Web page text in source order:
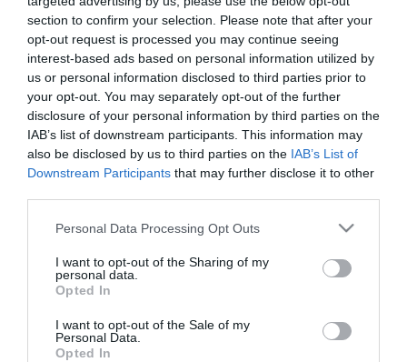
section to confirm your selection. Please note that after your
opt-out request is processed you may continue seeing
interest-based ads based on personal information utilized by
us or personal information disclosed to third parties prior to
your opt-out. You may separately opt-out of the further
disclosure of your personal information by third parties on the
IAB’s list of downstream participants. This information may
also be disclosed by us to third parties on the IAB’s List of
Downstream Participants that may further disclose it to other
Please note that this website/app uses one or more Google
not limited to your visit or usage behaviour. You may click to
grant or deny consent to Google and its third-party tags to
use your data for below specified purposes in below Google
consent section.
Personal Data Processing Opt Outs
I want to opt-out of the Sharing of my
personal data.
Opted In
I want to opt-out of the Sale of my
Personal Data.
Opted In
2025. november 15| Bakos Balázs | Mindenki ügye
Agria Mancs Kft. Bruttó 350 000 Ft – 350 000 Ft / Hónap Egri
élelmiszerboltba keresünk eladó munkatársat, teljes munkaidőbe,
bejelentett 8 órás állásra. Feladatok Feladatai a vevők precíz, t...
BETEGSZÁLLÍTÓI ÁLLÁS A EGRI KÓRHÁZBAN
2025. november 15| Bakos Balázs |Állás
Állásajánlat a Markhot Ferenc Oktatókórház és Rendelőintézet
sikeres pályázatot követően azonnali kezdéssel egészségügyi
szolgálati jogviszonyban történő foglalkoztatásra, teljes
AUTÓKOZMETIKÁVAL, POLÍROZÁSSAL,ESZTÉTIKAI
JAVÍTÁSOKKAL FOGLALKOZÓ EGRI MŰHELYÜNKBEN
MUNKALEHETŐSÉG
Auto Magic Eger Kft. Szereted az autókat? Itt a helyed! Ha
imádod a szép autókat, precíz vagy és nem riadsz vissza a